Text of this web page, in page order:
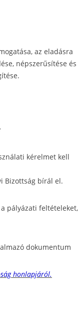
az eladásra
népszerűsítése és
kérelmet kell
Bizottság bírál el.
pályázati feltételeket,
dokumentum
honlapjáról.